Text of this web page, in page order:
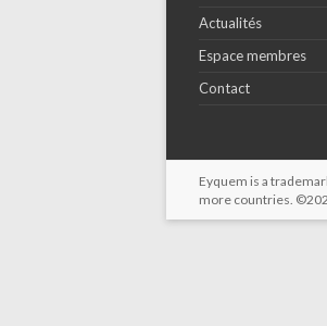
Actualités
Espace membres
Contact
Eyquem is a
more countries.